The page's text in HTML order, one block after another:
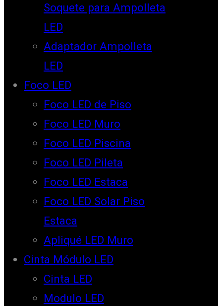
Soquete para Ampolleta
LED
Adaptador Ampolleta
LED
Foco LED
Foco LED de Piso
Foco LED Muro
Foco LED Piscina
Foco LED Pileta
Foco LED Estaca
Foco LED Solar Piso
Estaca
Apliqué LED Muro
Cinta Módulo LED
Cinta LED
Modulo LED